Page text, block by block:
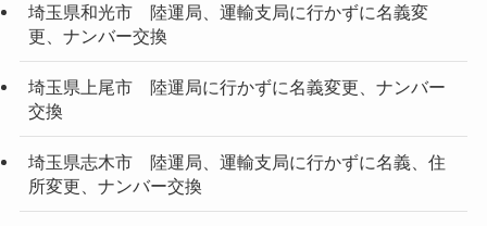
埼玉県和光市 陸運局、運輸支局に行かずに名義変
更、ナンバー交換
埼玉県上尾市 陸運局に行かずに名義変更、ナンバー
交換
埼玉県志木市 陸運局、運輸支局に行かずに名義、住
所変更、ナンバー交換